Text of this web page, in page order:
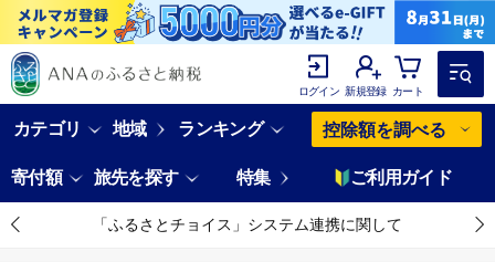
ログイン 新規登録 カート
カテゴリ 地域 ランキング 控除額を調べる
寄付額 旅先を探す 特集 ご利用ガイド
「ふるさとチョイス」システム連携に関して